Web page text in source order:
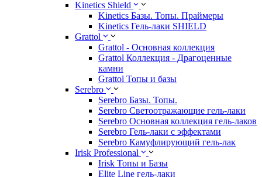
Kinetics Shield
Kinetics Базы. Топы. Праймеры
Kinetics Гель-лаки SHIELD
Grattol
Grattol - Oснoвнaя коллекция
Grattol Коллекция - Драгоценные
камни
Grattol Топы и базы
Serebro
Serebro Базы. Топы.
Serebro Светоотражающие гель-лаки
Serebro Основная коллекция гель-лаков
Serebro Гель-лаки с эффектами
Serebro Камуфлирующий гель-лак
Irisk Professional
Irisk Топы и Базы
Elite Line гель-лаки